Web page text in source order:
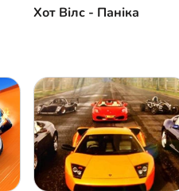
Хот Вілс - Паніка